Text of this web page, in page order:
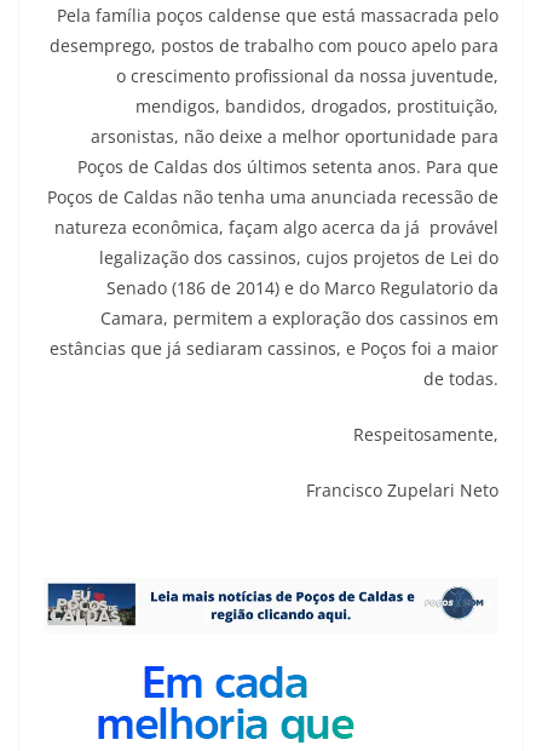
Pela família poços caldense que está massacrada pelo
desemprego, postos de trabalho com pouco apelo para
o crescimento profissional da nossa juventude,
mendigos, bandidos, drogados, prostituição,
arsonistas, não deixe a melhor oportunidade para
Poços de Caldas dos últimos setenta anos. Para que
Poços de Caldas não tenha uma anunciada recessão de
natureza econômica, façam algo acerca da já provável
legalização dos cassinos, cujos projetos de Lei do
Senado (186 de 2014) e do Marco Regulatorio da
Camara, permitem a exploração dos cassinos em
estâncias que já sediaram cassinos, e Poços foi a maior
de todas.
Respeitosamente,
Francisco Zupelari Neto